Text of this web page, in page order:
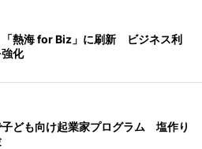
「熱海 for Biz」に刷新 ビジネス利
化
ども向け起業家プログラム 塩作り